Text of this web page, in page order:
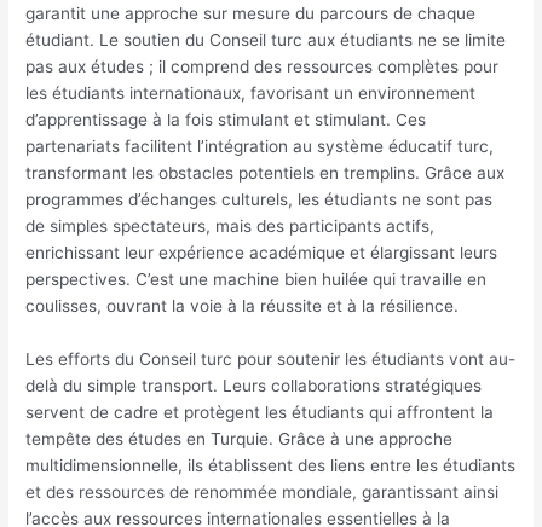
garantit une approche sur mesure du parcours de chaque
étudiant. Le soutien du Conseil turc aux étudiants ne se limite
pas aux études ; il comprend des ressources complètes pour
les étudiants internationaux, favorisant un environnement
d’apprentissage à la fois stimulant et stimulant. Ces
partenariats facilitent l’intégration au système éducatif turc,
transformant les obstacles potentiels en tremplins. Grâce aux
programmes d’échanges culturels, les étudiants ne sont pas
de simples spectateurs, mais des participants actifs,
enrichissant leur expérience académique et élargissant leurs
perspectives. C’est une machine bien huilée qui travaille en
coulisses, ouvrant la voie à la réussite et à la résilience.
Les efforts du Conseil turc pour soutenir les étudiants vont au-
delà du simple transport. Leurs collaborations stratégiques
servent de cadre et protègent les étudiants qui affrontent la
tempête des études en Turquie. Grâce à une approche
multidimensionnelle, ils établissent des liens entre les étudiants
et des ressources de renommée mondiale, garantissant ainsi
l’accès aux ressources internationales essentielles à la